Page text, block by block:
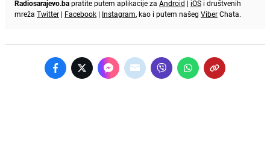
Radiosarajevo.bapratite putem aplikacije za Android | iOS i društvenih
mreža Twitter | Facebook | Instagram, kao i putem našeg ViberChata.